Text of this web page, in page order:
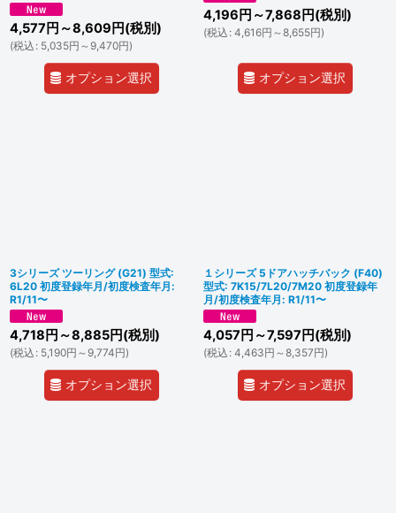
4,577 円 ～8,609 円(税別)
(税込 : 5,035円 ～9,470円)
オプション選択
4,196 円 ～7,868 円(税別)
(税込 : 4,616円 ～8,655円)
オプション選択
3シリーズ ツーリング (G21) 型式:
6L20 初度登録年月/初度検査年月:
R1/11〜
4,718 円 ～8,885円(税別)
(税込 : 5,190円 ～9,774円)
オプション選択
１シリーズ 5ドアハッチバック (F40)
型式: 7K15/7L20/7M20 初度登録年
月/初度検査年月: R1/11〜
4,057 円 ～7,597 円(税別)
(税込 : 4,463円 ～8,357円)
オプション選択